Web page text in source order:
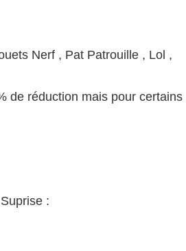
Nerf , Pat Patrouille , Lol ,
de réduction mais pour
: